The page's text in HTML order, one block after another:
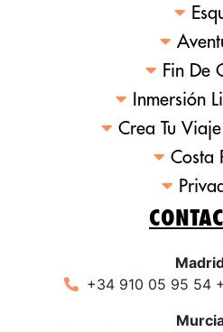
Fin De
Inmersión
Crea Tu
Costa
+34 910 05 95 54